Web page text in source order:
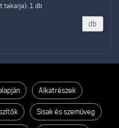
takarja): 1 db
db
Alkatrészek
Sisak és szemüveg